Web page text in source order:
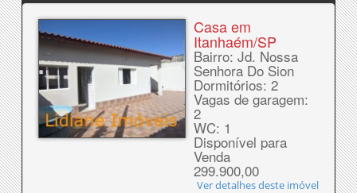
Casa em
Itanhaém/SP
Bairro: Jd. Nossa
Senhora Do Sion
Dormitórios: 2
Vagas de garagem:
2
WC: 1
Disponível para
Venda
299.900,00
Ver detalhes deste imóvel